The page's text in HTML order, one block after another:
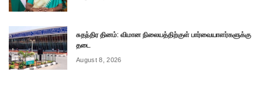
சுதந்திர தினம்: விமான நிலையத்திற்குள் பார்வையாளர்களுக்கு
தடை
August 8, 2026